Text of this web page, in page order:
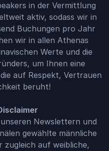
in der Vermittlung
aktiv, sodass wir in
Buchungen pro Jahr
wir in allen Athenas
Werte und die
um Ihnen eine
auf Respekt, Vertrauen
beruht!
Newslettern und
gewählte männliche
zugleich auf weibliche,